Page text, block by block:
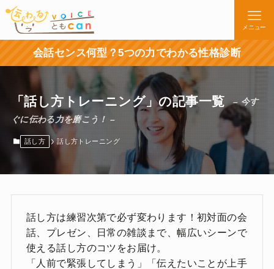
メニュー
会話センス何型？5つの力でわかる性格診断
「話し方トレーニング」の記事一覧
– 今す
ぐに伝わる力を磨こう！ –
話し方 話し方トレーニング
話し方は練習次第で必ず変わります！初対面の会
話、プレゼン、日常の雑談まで、幅広いシーンで
使える話し方のコツをお届け。
「人前で緊張してしまう」「伝えたいことが上手